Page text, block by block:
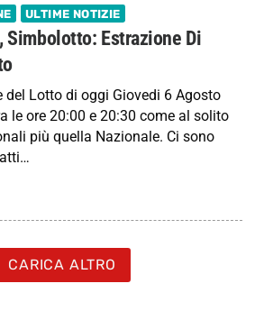
ULTIME NOTIZIE
Simbolotto: Estrazione Di
del Lotto di oggi Giovedi 6 Agosto
le ore 20:00 e 20:30 come al solito
più quella Nazionale. Ci sono
CARICA ALTRO